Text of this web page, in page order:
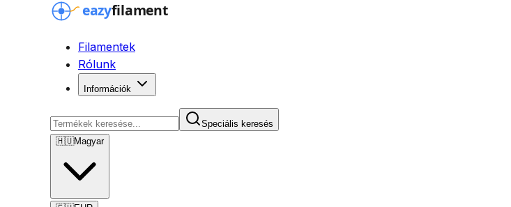
Filamentek
Rólunk
Információk
Speciális keresés
🇭🇺Magyar